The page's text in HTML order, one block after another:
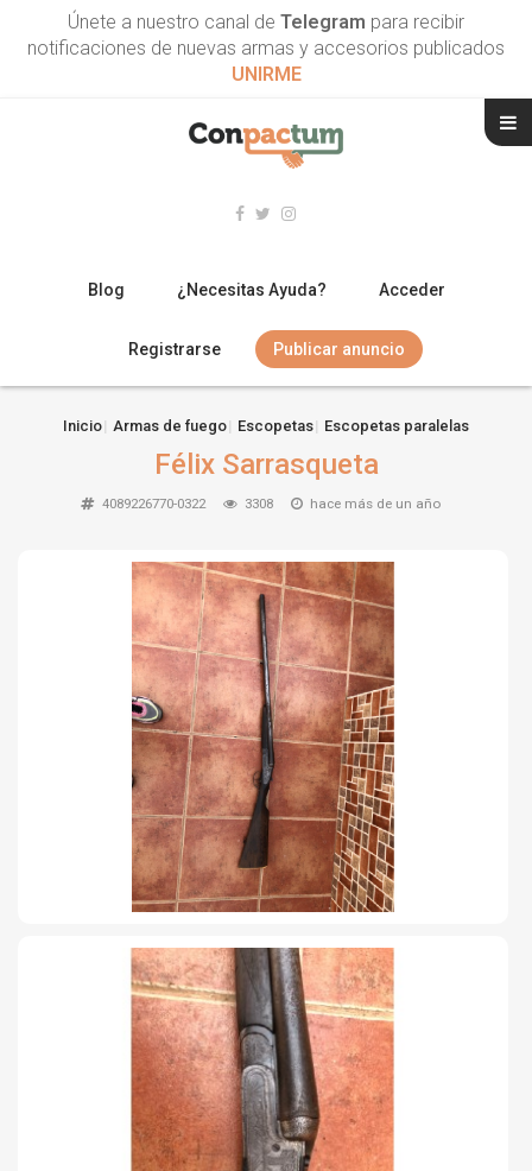
Únete a nuestro canal de Telegram para recibir
notificaciones de nuevas armas y accesorios publicados
UNIRME
Blog ¿Necesitas Ayuda? Acceder
Registrarse Publicar anuncio
ARMAS CORTAS
TIRO Y COMPETICIÓN
AIRE COMPRIMIDO
OTRAS ARMAS
ACCESORIOS
Inicio Armas de fuego Escopetas Escopetas paralelas
Félix Sarrasqueta
4089226770-0322 3308 hace más de un año